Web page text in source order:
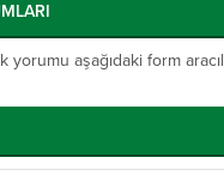
yorumu aşağıdaki form